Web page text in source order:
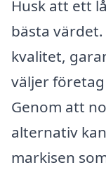
Husk att ett
bästa
kvalitet,
väljer
Genom att
alternativ
markisen